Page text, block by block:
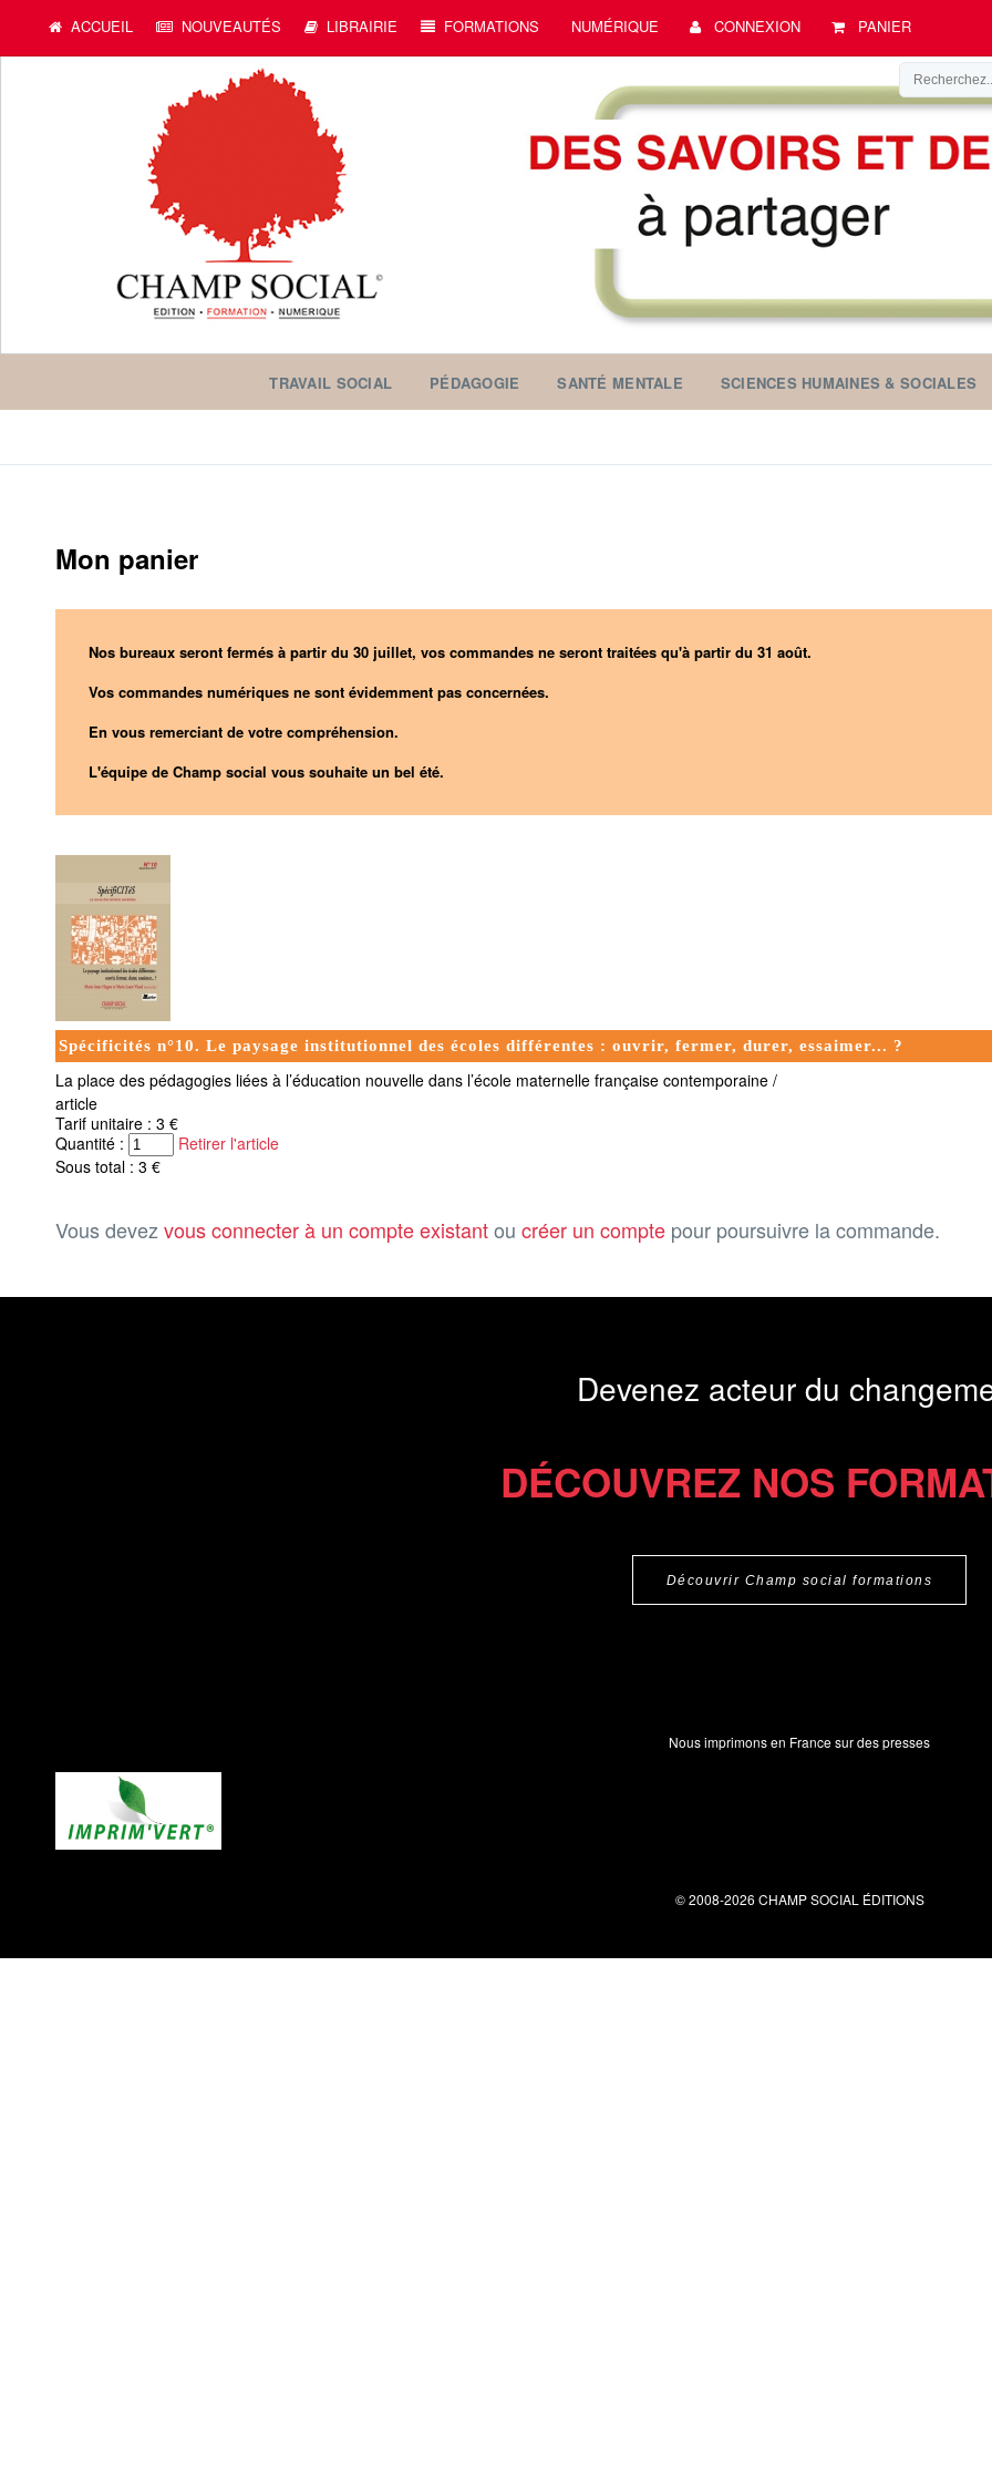
ACCUEIL NOUVEAUTÉS LIBRAIRIE FORMATIONS NUMÉRIQUE CONNEXION PANIER
TRAVAIL SOCIAL PÉDAGOGIE SANTÉ MENTALE SCIENCES HUMAINES & SOCIALES
Mon panier
Nos bureaux seront fermés à partir du 30 juillet, vos commandes ne seront traitées qu'à partir du 31 août.
Vos commandes numériques ne sont évidemment pas concernées.
En vous remerciant de votre compréhension.
L'équipe de Champ social vous souhaite un bel été.
Spécificités n°10. Le paysage institutionnel des écoles différentes : ouvrir, fermer, durer, essaimer... ?
La place des pédagogies liées à l’éducation nouvelle dans l’école maternelle française contemporaine /
article
Tarif unitaire : 3 €
Quantité :
Retirer l'article
Sous total : 3 €
Vous devezvous connecter à un compte existantou créer un compte pour poursuivre la commande.
Devenez acteur du
DÉCOUVREZ NOS
Découvrir Champ social formations
Nous imprimons en France sur des presses
© 2008-2026 CHAMP SOCIAL ÉDITIONS